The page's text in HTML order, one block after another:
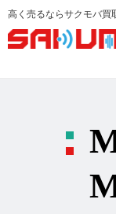
高く売るならサクモバ買